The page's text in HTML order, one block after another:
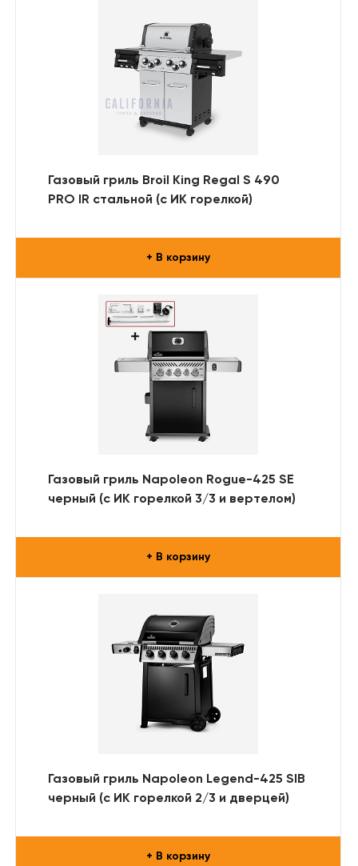
Газовый гриль Broil King Regal S 490
PRO IR стальной (с ИК горелкой)
+ В корзину
Газовый гриль Napoleon Rogue-425 SE
черный (с ИК горелкой 3/3 и вертелом)
+ В корзину
Газовый гриль Napoleon Legend-425 SIB
черный (с ИК горелкой 2/3 и дверцей)
+ В корзину